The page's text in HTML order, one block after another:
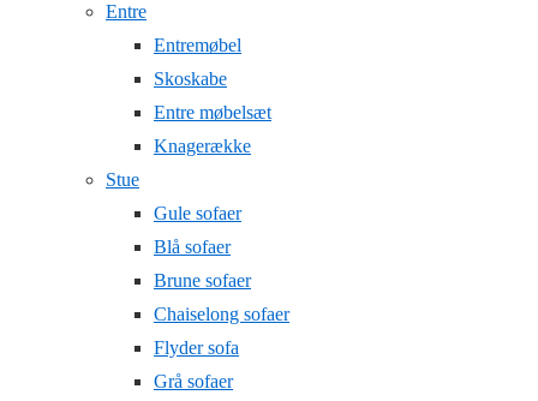
Entre
Entremøbel
Skoskabe
Entre møbelsæt
Knagerække
Stue
Gule sofaer
Blå sofaer
Brune sofaer
Chaiselong sofaer
Flyder sofa
Grå sofaer